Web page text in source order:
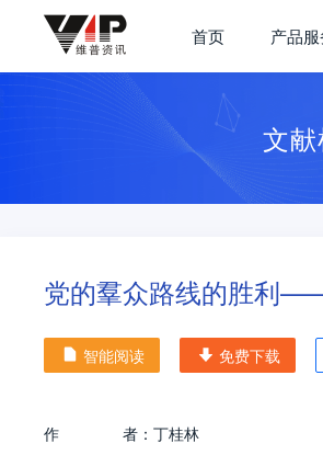
首页 产品
文
党的羣众路线的胜利
智能阅读 免费下载
作 者： 丁桂林